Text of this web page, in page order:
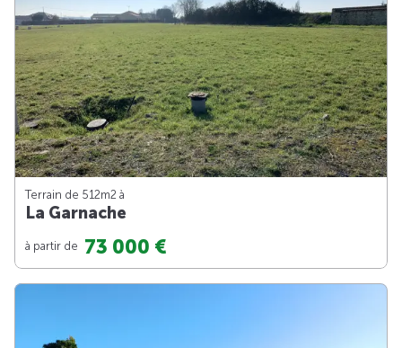
Terrain de 512m2 à
La Garnache
à partir de 73 000 €